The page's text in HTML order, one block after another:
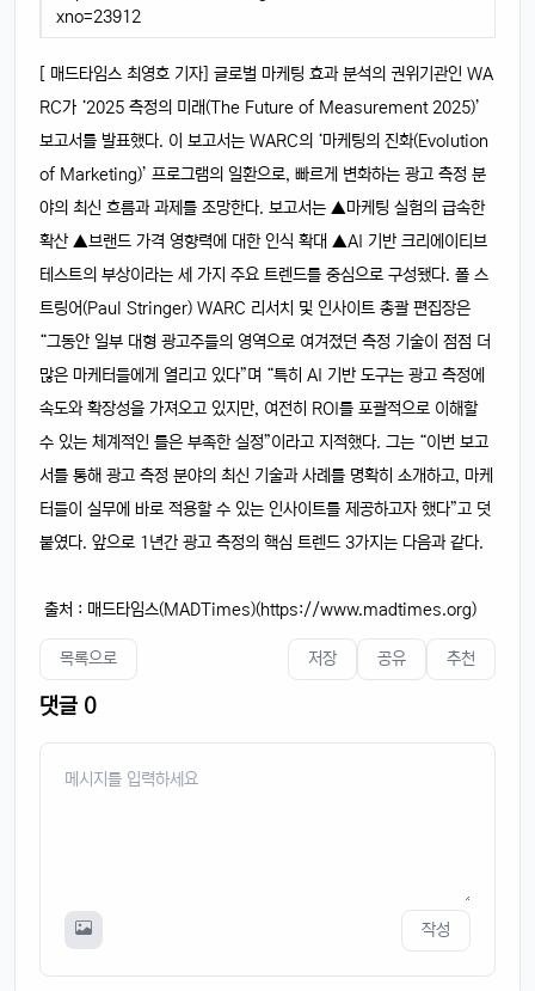
xno=23912
[ 매드타임스 최영호 기자] 글로벌 마케팅 효과 분석의 권위기관인 WA
RC가 ‘2025 측정의 미래(The Future of Measurement 2025)’
보고서를 발표했다. 이 보고서는 WARC의 ‘마케팅의 진화(Evolution
of Marketing)’ 프로그램의 일환으로, 빠르게 변화하는 광고 측정 분
야의 최신 흐름과 과제를 조망한다. 보고서는 ▲마케팅 실험의 급속한
확산 ▲브랜드 가격 영향력에 대한 인식 확대 ▲AI 기반 크리에이티브
테스트의 부상이라는 세 가지 주요 트렌드를 중심으로 구성됐다. 폴 스
트링어(Paul Stringer) WARC 리서치 및 인사이트 총괄 편집장은
“그동안 일부 대형 광고주들의 영역으로 여겨졌던 측정 기술이 점점 더
많은 마케터들에게 열리고 있다”며 “특히 AI 기반 도구는 광고 측정에
속도와 확장성을 가져오고 있지만, 여전히 ROI를 포괄적으로 이해할
수 있는 체계적인 틀은 부족한 실정”이라고 지적했다. 그는 “이번 보고
서를 통해 광고 측정 분야의 최신 기술과 사례를 명확히 소개하고, 마케
터들이 실무에 바로 적용할 수 있는 인사이트를 제공하고자 했다”고 덧
붙였다. 앞으로 1년간 광고 측정의 핵심 트렌드 3가지는 다음과 같다.
출처 : 매드타임스(MADTimes)(https://www.madtimes.org)
목록으로 저장 공유 추천
댓글 0
작성